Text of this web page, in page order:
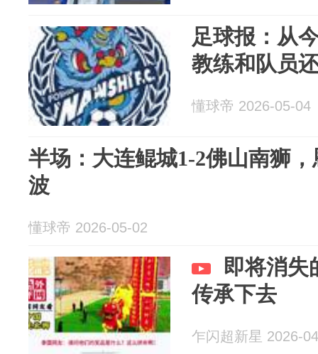
足球报：从
教练和队员
懂球帝 2026-05-04
半场：大连鲲城1-2佛山南狮
波
懂球帝 2026-05-02
即将消失
传承下去
乍闪超新星 2026-